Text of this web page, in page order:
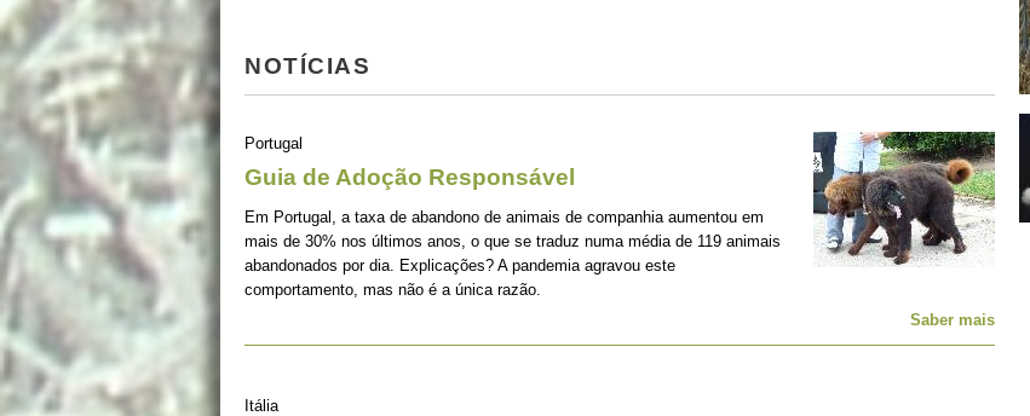
NOTÍCIAS
Portugal
Guia de Adoção Responsável
Em Portugal, a taxa de abandono de animais de companhia aumentou em
mais de 30% nos últimos anos, o que se traduz numa média de 119 animais
abandonados por dia. Explicações? A pandemia agravou este
comportamento, mas não é a única razão.
Saber mais
Itália